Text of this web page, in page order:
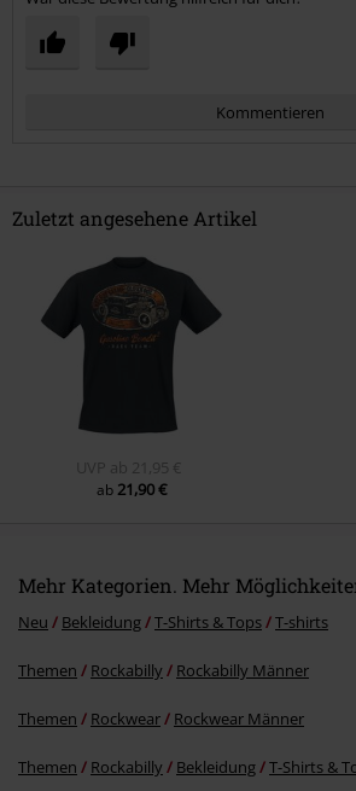
Kommentieren
Kommentar jetzt abschicken!
Zuletzt angesehene Artikel
UVP ab 21,95 €
ab 21,90 €
Mehr Kategorien. Mehr
Neu Bekleidung T-Shirts & Tops T-shirts
Themen Rockabilly Rockabilly Männer
Themen Rockwear Rockwear Männer
Themen Rockabilly Bekleidung T-Shirts &